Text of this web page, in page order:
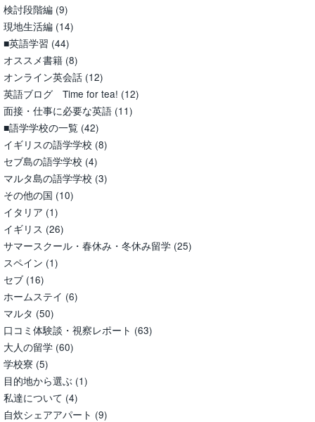
検討段階編 (9)
現地生活編 (14)
■英語学習 (44)
オススメ書籍 (8)
オンライン英会話 (12)
英語ブログ Time for tea! (12)
面接・仕事に必要な英語 (11)
■語学学校の一覧 (42)
イギリスの語学学校 (8)
セブ島の語学学校 (4)
マルタ島の語学学校 (3)
その他の国 (10)
イタリア (1)
イギリス (26)
サマースクール・春休み・冬休み留学 (25)
スペイン (1)
セブ (16)
ホームステイ (6)
マルタ (50)
口コミ体験談・視察レポート (63)
大人の留学 (60)
学校寮 (5)
目的地から選ぶ (1)
私達について (4)
自炊シェアアパート (9)